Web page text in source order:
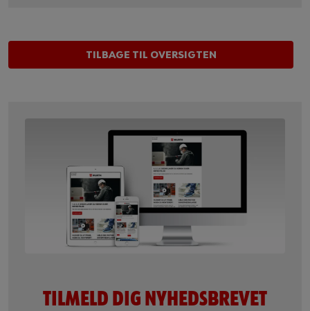
TILBAGE TIL OVERSIGTEN
TILMELD DIG NYHEDSBREVET